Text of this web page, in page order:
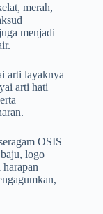
merah,
menjadi
arti layaknya
arti hati
OSIS
logo